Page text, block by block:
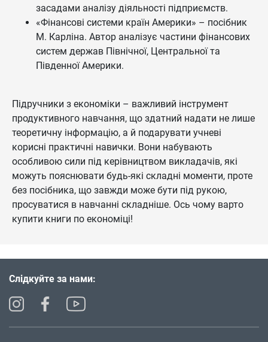
засадами аналізу діяльності підприємств.
«Фінансові системи країн Америки» – посібник
М. Карліна. Автор аналізує частини фінансових
систем держав Північної, Центральної та
Південної Америки.
Підручники з економіки – важливий інструмент
продуктивного навчання, що здатний надати не лише
теоретичну інформацію, а й подарувати учневі
корисні практичні навички. Вони набувають
особливою сили під керівництвом викладачів, які
можуть пояснювати будь-які складні моменти, проте
без посібника, що завжди може бути під рукою,
просуватися в навчанні складніше. Ось чому варто
купити книги по економіці!
Слідкуйте за нами: